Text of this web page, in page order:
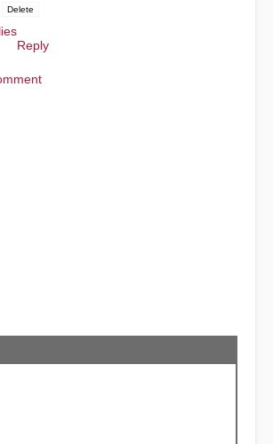
Delete
Reply